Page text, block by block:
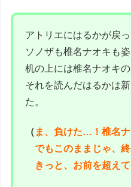
アトリエにはるかが戻っ
ソノザも椎名ナオキも姿
机の上には椎名ナオキ
それを読んだはるかは
た。
（ ま、負けた…！椎名
でもこのままじゃ、終
きっと、お前を超え